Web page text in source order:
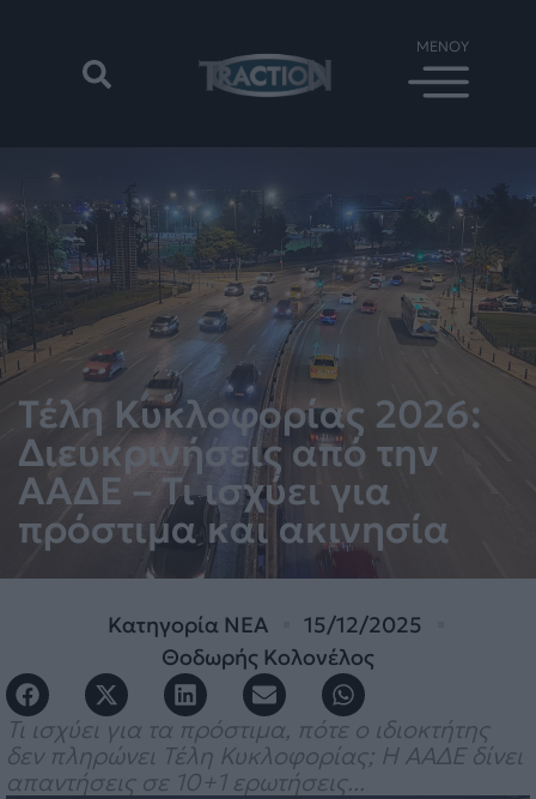
Τέλη Κυκλοφορίας 2026:
Διευκρινήσεις από την
ΑΑΔΕ – Τι ισχύει για
πρόστιμα και ακινησία
Κατηγορία ΝΕΑ
15/12/2025
Θοδωρής Κολονέλος
Τι ισχύει για τα πρόστιμα, πότε ο ιδιοκτήτης
δεν πληρώνει Τέλη Κυκλοφορίας; Η ΑΑΔΕ δίνει
απαντήσεις σε 10+1 ερωτήσεις...